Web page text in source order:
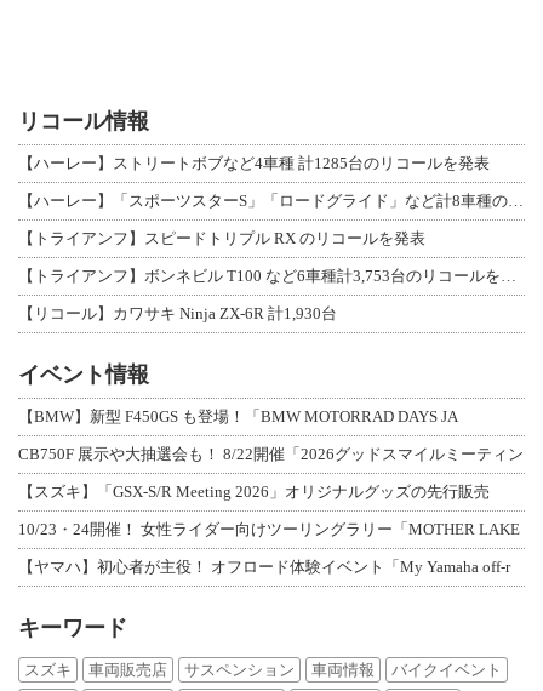
リコール情報
【ハーレー】ストリートボブなど4車種 計1285台のリコールを発表
【ハーレー】「スポーツスターS」「ロードグライド」など計8車種のリコールを発表
【トライアンフ】スピードトリプル RX のリコールを発表
【トライアンフ】ボンネビル T100 など6車種計3,753台のリコールを発表
【リコール】カワサキ Ninja ZX-6R 計1,930台
イベント情報
【BMW】新型 F450GS も登場！「BMW MOTORRAD DAYS JA
CB750F 展示や大抽選会も！ 8/22開催「2026グッドスマイルミーティン
【スズキ】「GSX-S/R Meeting 2026」オリジナルグッズの先行販売
10/23・24開催！ 女性ライダー向けツーリングラリー「MOTHER LAKE
【ヤマハ】初心者が主役！ オフロード体験イベント「My Yamaha off-r
キーワード
スズキ 車両販売店 サスペンション 車両情報
バイクイベント